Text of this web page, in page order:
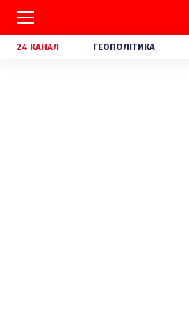
24 КАНАЛ ГЕОПОЛІТИКА